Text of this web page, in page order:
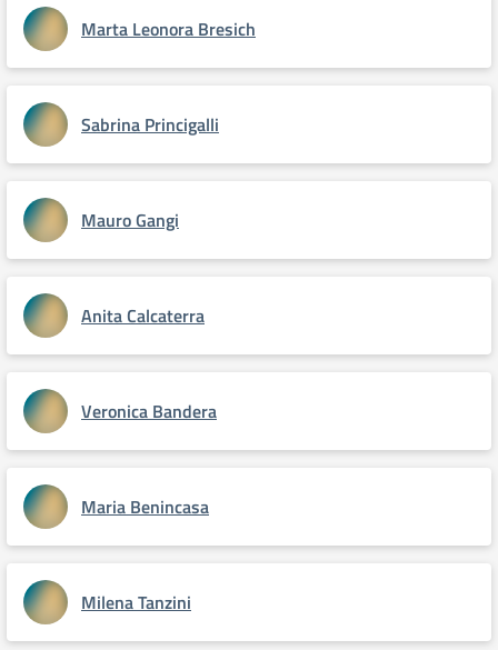
Marta Leonora Bresich
Sabrina Princigalli
Mauro Gangi
Anita Calcaterra
Veronica Bandera
Maria Benincasa
Milena Tanzini